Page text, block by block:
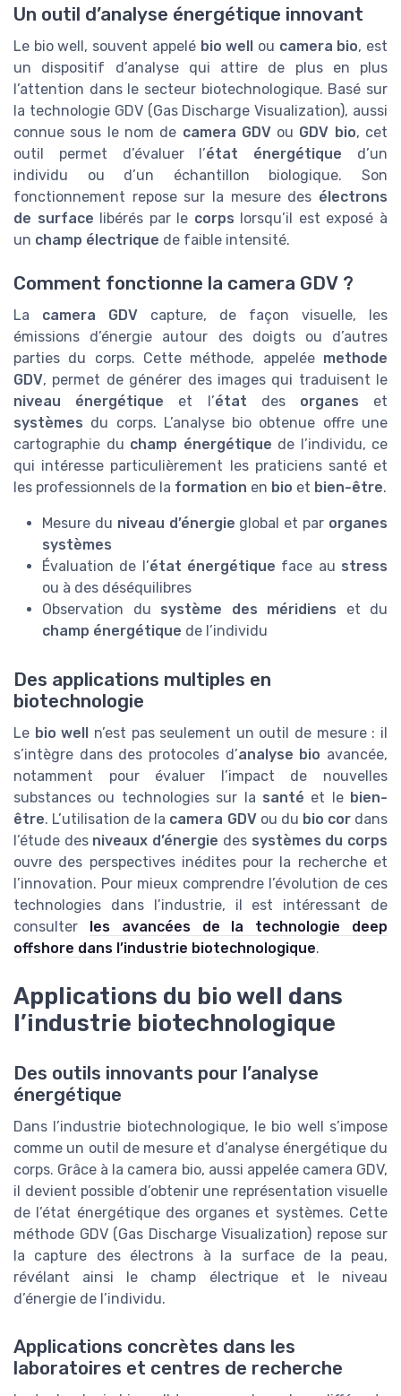
Un outil d’analyse énergétique innovant
Le bio well, souvent appelé bio well ou camera bio, est
un dispositif d’analyse qui attire de plus en plus
l’attention dans le secteur biotechnologique. Basé sur
la technologie GDV (Gas Discharge Visualization), aussi
connue sous le nom de camera GDVou GDV bio, cet
outil permet d’évaluer l’état énergétique d’un
individu ou d’un échantillon biologique. Son
fonctionnement repose sur la mesure des électrons
de surface libérés par le corps lorsqu’il est exposé à
un champ électrique de faible intensité.
Comment fonctionne la camera GDV ?
La camera GDV capture, de façon visuelle, les
émissions d’énergie autour des doigts ou d’autres
parties du corps. Cette méthode, appelée methode
GDV, permet de générer des images qui traduisent le
niveau énergétique et l’état des organes et
systèmes du corps. L’analyse bio obtenue offre une
cartographie du champ énergétique de l’individu, ce
qui intéresse particulièrement les praticiens santé et
les professionnels de la formation en bio et bien-être.
Mesure du niveau d’énergie global et par organes
systèmes
Évaluation de l’état énergétique face au stress
ou à des déséquilibres
Observation du système des méridiens et du
champ énergétique de l’individu
Des applications multiples en
biotechnologie
Le bio well n’est pas seulement un outil de mesure : il
s’intègre dans des protocoles d’analyse bio avancée,
notamment pour évaluer l’impact de nouvelles
substances ou technologies sur la santé et le bien-
être. L’utilisation de la camera GDVou du bio cordans
l’étude des niveaux d’énergie des systèmes du corps
ouvre des perspectives inédites pour la recherche et
l’innovation. Pour mieux comprendre l’évolution de ces
technologies dans l’industrie, il est intéressant de
consulter les avancées de la technologie deep
offshore dans l’industrie biotechnologique.
Applications du bio well dans
l’industrie biotechnologique
Des outils innovants pour l’analyse
énergétique
Dans l’industrie biotechnologique, le bio well s’impose
comme un outil de mesure et d’analyse énergétique du
corps. Grâce à la camera bio, aussi appelée camera GDV,
il devient possible d’obtenir une représentation visuelle
de l’état énergétique des organes et systèmes. Cette
méthode GDV (Gas Discharge Visualization) repose sur
la capture des électrons à la surface de la peau,
révélant ainsi le champ électrique et le niveau
d’énergie de l’individu.
Applications concrètes dans les
laboratoires et centres de recherche